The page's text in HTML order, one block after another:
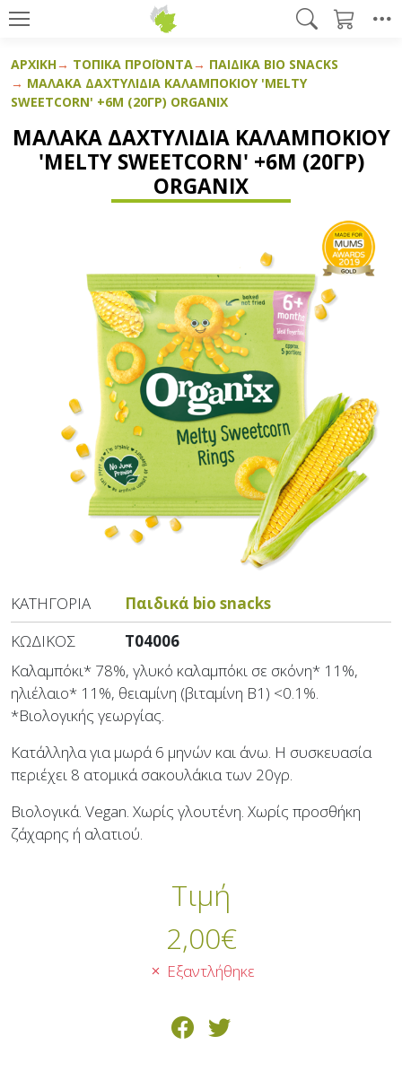
ΑΡΧΙΚΉ ΤΟΠΙΚΆ ΠΡΟΪΌΝΤΑ
ΠΑΙΔΙΚΆ BIO SNACKS
ΜΑΛΑΚΆ ΔΑΧΤΥΛΊΔΙΑ ΚΑΛΑΜΠΟΚΙΟΎ 'MELTY
SWEETCORN' +6Μ (20ΓΡ) ORGANIX
ΜΑΛΑΚΆ ΔΑΧΤΥΛΊΔΙΑ ΚΑΛΑΜΠΟΚΙΟΎ
'MELTY SWEETCORN' +6Μ (20ΓΡ)
ORGANIX
ΚΑΤΗΓΟΡΊΑ
Παιδικά bio snacks
ΚΩΔΙΚΌΣ
T04006
Καλαμπόκι* 78%, γλυκό καλαμπόκι σε σκόνη* 11%,
ηλιέλαιο* 11%, θειαμίνη (βιταμίνη Β1) <0.1%.
*Βιολογικής γεωργίας.
Κατάλληλα για μωρά 6 μηνών και άνω. Η συσκευασία
περιέχει 8 ατομικά σακουλάκια των 20γρ.
Βιολογικά. Vegan. Χωρίς γλουτένη. Χωρίς προσθήκη
ζάχαρης ή αλατιού.
Τιμή
2,00€
Εξαντλήθηκε